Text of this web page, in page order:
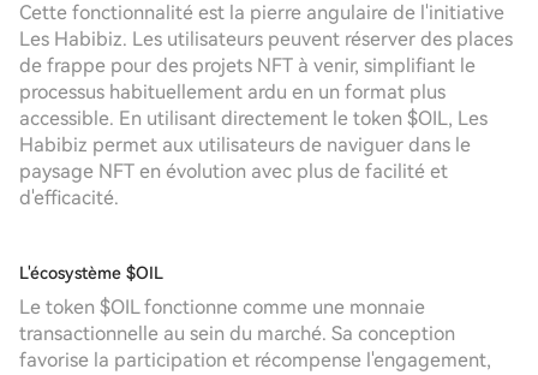
Cette fonctionnalité est la pierre angulaire de l'initiative
Les Habibiz. Les utilisateurs peuvent réserver des places
de frappe pour des projets NFT à venir, simplifiant le
processus habituellement ardu en un format plus
accessible. En utilisant directement le token $OIL, Les
Habibiz permet aux utilisateurs de naviguer dans le
paysage NFT en évolution avec plus de facilité et
d'efficacité.
L'écosystème $OIL
Le token $OIL fonctionne comme une monnaie
transactionnelle au sein du marché. Sa conception
favorise la participation et récompense l'engagement,